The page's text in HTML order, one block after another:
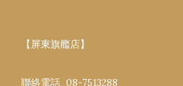
【屏東旗艦店】
聯絡電話 08-7513288